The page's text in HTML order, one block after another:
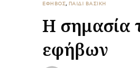
ΕΦΗΒΟΣ, ΠΑΙΔΙ ΒΑΣΙΚΉ
Η σημασία
εφήβων